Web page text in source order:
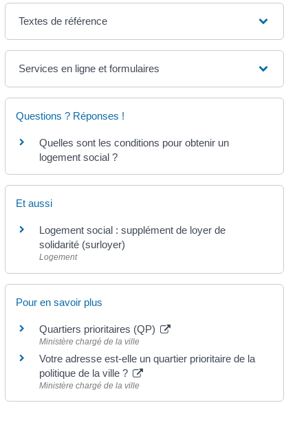
Textes de référence
Services en ligne et formulaires
Questions ? Réponses !
Quelles sont les conditions pour obtenir un
logement social ?
Et aussi
Logement social : supplément de loyer de
solidarité (surloyer)
Logement
Pour en savoir plus
Quartiers prioritaires (QP)
Ministère chargé de la ville
Votre adresse est-elle un quartier prioritaire de la
politique de la ville ?
Ministère chargé de la ville